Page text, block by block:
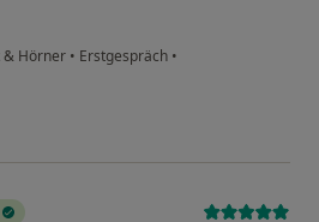
& Hörner • Erstgespräch •